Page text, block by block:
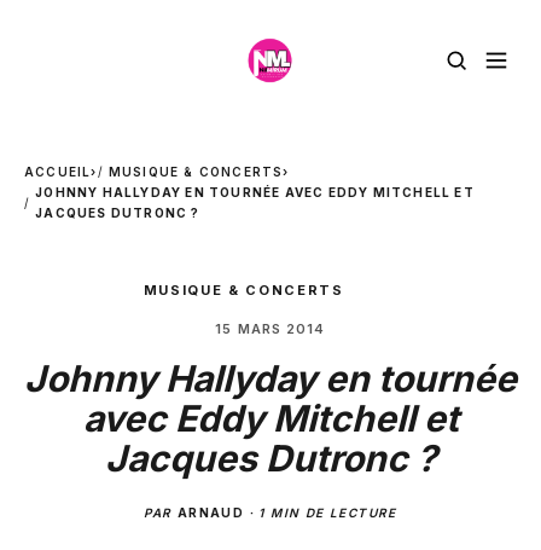
ACCUEIL› MUSIQUE & CONCERTS›
JOHNNY HALLYDAY EN TOURNÉE AVEC EDDY MITCHELL ET
JACQUES DUTRONC ?
MUSIQUE & CONCERTS
15 MARS 2014
Johnny Hallyday en tournée
avec Eddy Mitchell et
Jacques Dutronc ?
PAR ARNAUD · 1 MIN DE LECTURE